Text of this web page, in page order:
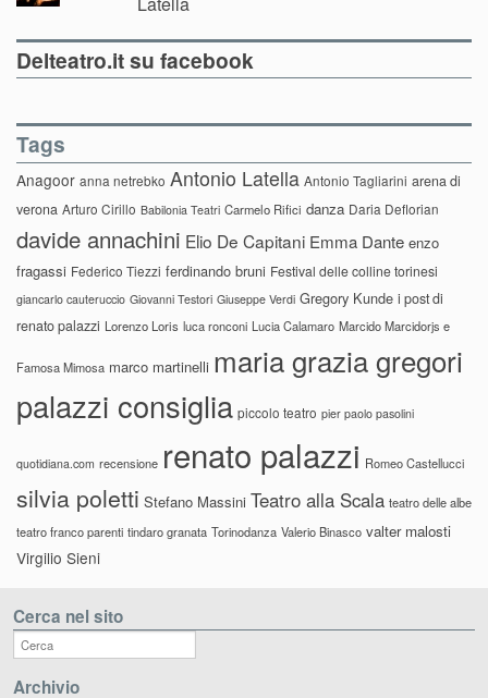
Delteatro.it su facebook
Tags
Anagoor anna netrebko Antonio Latella Antonio Tagliarini arena di
verona Arturo Cirillo Babilonia Teatri Carmelo Rifici danza Daria Deflorian
davide annachini Elio De Capitani Emma Dante enzo
fragassi Federico Tiezzi ferdinando bruni Festival delle colline torinesi
giancarlo cauteruccio Giovanni Testori Giuseppe Verdi Gregory Kunde i post di
renato palazzi Lorenzo Loris luca ronconi Lucia Calamaro Marcido Marcidorjs e
Famosa Mimosa marco martinelli maria grazia gregori
palazzi consiglia piccolo teatro pier paolo pasolini
quotidiana.com recensione renato palazzi Romeo Castellucci
silvia poletti Stefano Massini Teatro alla Scala teatro delle albe
teatro franco parenti tindaro granata Torinodanza Valerio Binasco valter malosti
Virgilio Sieni
Cerca nel sito
Archivio